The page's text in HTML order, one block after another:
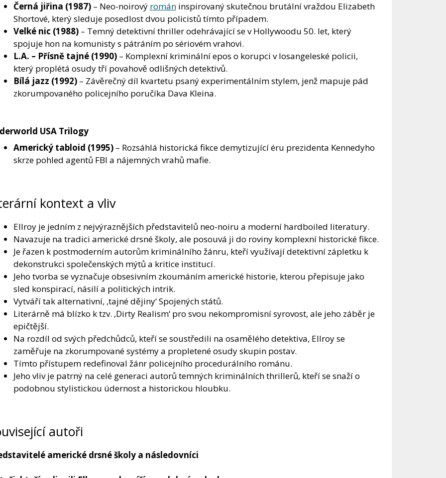
Černá jiřina (1987)– Neo-noirový románinspirovaný skutečnou brutální vraždou Elizabeth
Shortové, který sleduje posedlost dvou policistů tímto případem.
Velké nic (1988)– Temný detektivní thriller odehrávající se v Hollywoodu 50. let, který
spojuje hon na komunisty s pátráním po sériovém vrahovi.
L.A. – Přísně tajné(1990)– Komplexní kriminální epos o korupci v losangeleské policii,
který proplétá osudy tří povahově odlišných detektivů.
Bílá jazz (1992)– Závěrečný díl kvartetu psaný experimentálním stylem, jenž mapuje pád
zkorumpovaného policejního poručíka Dava Kleina.
USA Trilogy
Americký tabloid (1995)– Rozsáhlá historická fikce demytizující éru prezidenta Kennedyho
skrze pohled agentů FBI a nájemných vrahů mafie.
kontext a vliv
Ellroy je jedním z nejvýraznějších představitelů neo-noiru a moderní hardboiled literatury.
Navazuje na tradici americké drsné školy, ale posouvá ji do roviny komplexní historické fikce.
Je řazen k postmoderním autorům kriminálního žánru, kteří využívají detektivní zápletku k
dekonstrukci společenských mýtů a kritice institucí.
Jeho tvorba se vyznačuje obsesivním zkoumáním americké historie, kterou přepisuje jako
sled konspirací, násilí a politických intrik.
Vytváří tak alternativní, ‚tajné dějiny‘ Spojených států.
Literárně má blízko k tzv. ‚Dirty Realism‘ pro svou nekompromisní syrovost, ale jeho záběr je
epičtější.
Na rozdíl od svých předchůdců, kteří se soustředili na osamělého detektiva, Ellroy se
zaměřuje na zkorumpované systémy a propletené osudy skupin postav.
Tímto přístupem redefinoval žánr policejního procedurálního románu.
Jeho vliv je patrný na celé generaci autorů temných kriminálních thrillerů, kteří se snaží o
podobnou stylistickou údernost a historickou hloubku.
autoři
americké drsné školy a následovníci